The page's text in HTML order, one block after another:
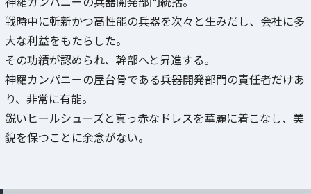
戦時中に斬新かつ高性能の兵器を次々と生みだし、会社に多
大な利益をもたらした。
その功績が認められ、幹部へと昇進する。
神羅カンパニーの屋台骨である兵器開発部門の責任者だけあ
り、非常に有能。
鋭いヒールシューズと真っ赤なドレスを華麗に着こなし、美
貌を保つことに余念がない。